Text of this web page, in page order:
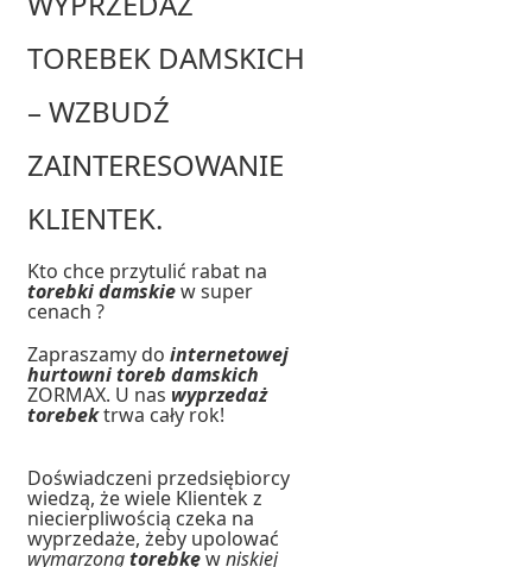
TOREBEK DAMSKICH
– WZBUDŹ
ZAINTERESOWANIE
KLIENTEK.
Kto chce przytulić rabat na
torebki damskiew super
cenach ?
Zapraszamy dointernetowej
hurtowni toreb damskich
ZORMAX. U nas wyprzedaż
torebektrwa cały rok!
Doświadczeni przedsiębiorcy
wiedzą, że wiele Klientek z
niecierpliwością czeka na
wyprzedaże, żeby upolować
wymarzonątorebkęwniskiej